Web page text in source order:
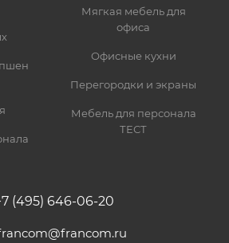
Мягкая мебель для
офиса
Офисные кухни
Перегородки и экраны
Мебель для персонала
ТЕСТ
(495) 646-06-20